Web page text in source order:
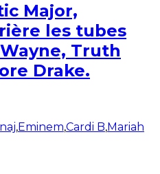
Major,
les tubes
Truth
Drake.
,Eminem,Cardi B,Mariah